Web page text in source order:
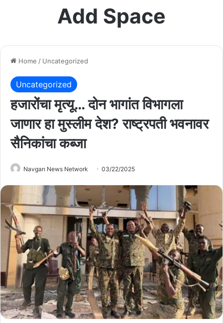
Add Space
Home / Uncategorized
Uncategorized
हजारोंचा मृत्यू… दोन भागांत विभागला
जाणार हा मुस्लीम देश? राष्ट्रपती भवनावर
सैनिकांचा कब्जा
Navgan News Network 03/22/2025